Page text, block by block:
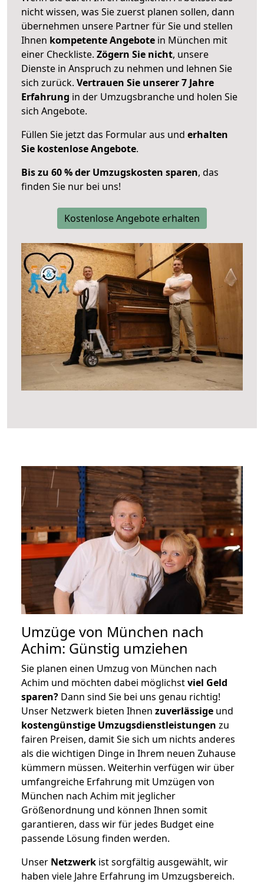
nicht wissen, was Sie zuerst planen sollen, dann
übernehmen unsere Partner für Sie und stellen
Ihnen kompetente Angebote in München mit
einer Checkliste. Zögern Sie nicht, unsere
Dienste in Anspruch zu nehmen und lehnen Sie
sich zurück. Vertrauen Sie unserer 7 Jahre
Erfahrung in der Umzugsbranche und holen Sie
sich Angebote.
Füllen Sie jetzt das Formular aus und erhalten
Sie kostenlose Angebote.
Bis zu 60 % der Umzugskosten sparen, das
finden Sie nur bei uns!
Kostenlose Angebote erhalten
Umzüge von München nach
Achim: Günstig umziehen
Sie planen einen Umzug von München nach
Achim und möchten dabei möglichstviel Geld
sparen? Dann sind Sie bei uns genau richtig!
Unser Netzwerk bieten Ihnen zuverlässige und
kostengünstige Umzugsdienstleistungen zu
fairen Preisen, damit Sie sich um nichts anderes
als die wichtigen Dinge in Ihrem neuen Zuhause
kümmern müssen. Weiterhin verfügen wir über
umfangreiche Erfahrung mit Umzügen von
München nach Achim mit jeglicher
Größenordnung und können Ihnen somit
garantieren, dass wir für jedes Budget eine
passende Lösung finden werden.
Unser Netzwerk ist sorgfältig ausgewählt, wir
haben viele Jahre Erfahrung im Umzugsbereich.